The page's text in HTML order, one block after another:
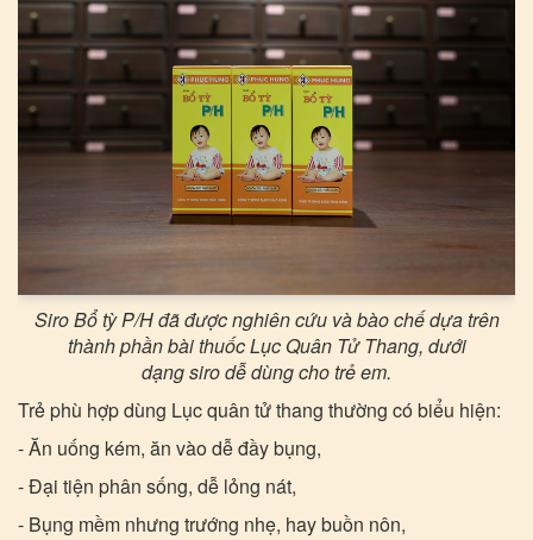
Siro Bổ tỳ P/H đã được nghiên cứu và bào chế dựa trên
thành phần bài thuốc Lục Quân Tử Thang, dưới
dạng siro dễ dùng cho trẻ em.
Trẻ phù hợp dùng Lục quân tử thang thường có biểu hiện:
- Ăn uống kém, ăn vào dễ đầy bụng,
- Đại tiện phân sống, dễ lỏng nát,
- Bụng mềm nhưng trướng nhẹ, hay buồn nôn,